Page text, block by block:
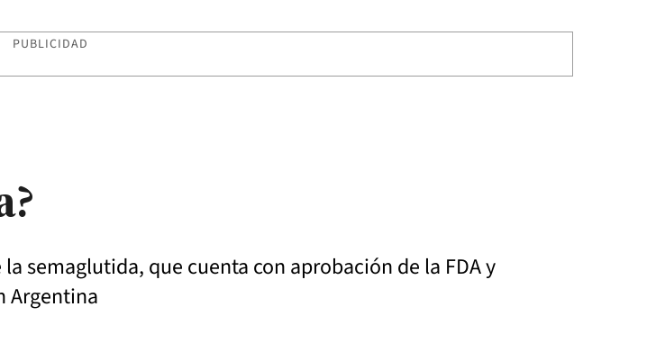
PUBLICIDAD
semaglutida, que cuenta con aprobación de la FDA y
Argentina